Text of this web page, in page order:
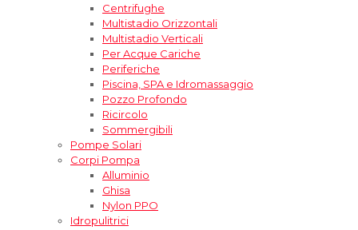
Centrifughe
Multistadio Orizzontali
Multistadio Verticali
Per Acque Cariche
Periferiche
Piscina, SPA e Idromassaggio
Pozzo Profondo
Ricircolo
Sommergibili
Pompe Solari
Corpi Pompa
Alluminio
Ghisa
Nylon PPO
Idropulitrici